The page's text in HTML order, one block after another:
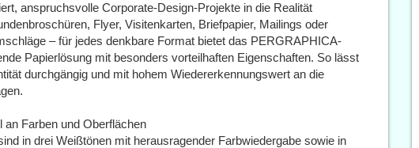
anspruchsvolle Corporate-Design-Projekte in die Realität
Flyer, Visitenkarten, Briefpapier, Mailings oder
– für jedes denkbare Format bietet das PERGRAPHICA-
Papierlösung mit besonders vorteilhaften Eigenschaften. So lässt
durchgängig und mit hohem Wiedererkennungswert an die
an Farben und Oberflächen
in drei Weißtönen mit herausragender Farbwiedergabe sowie in